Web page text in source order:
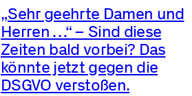
„Sehr geehrte Damen und
Herren …“ – Sind diese
Zeiten bald vorbei? Das
könnte jetzt gegen die
DSGVO verstoßen.